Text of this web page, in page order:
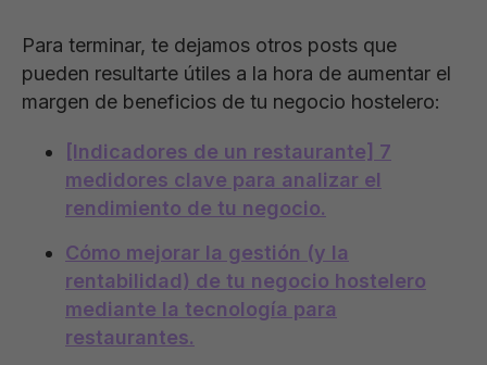
Para terminar, te dejamos otros posts que
pueden resultarte útiles a la hora de aumentar el
margen de beneficios de tu negocio hostelero:
[Indicadores de un restaurante] 7
medidores clave para analizar el
rendimiento de tu negocio.
Cómo mejorar la gestión (y la
rentabilidad) de tu negocio hostelero
mediante la tecnología para
restaurantes.